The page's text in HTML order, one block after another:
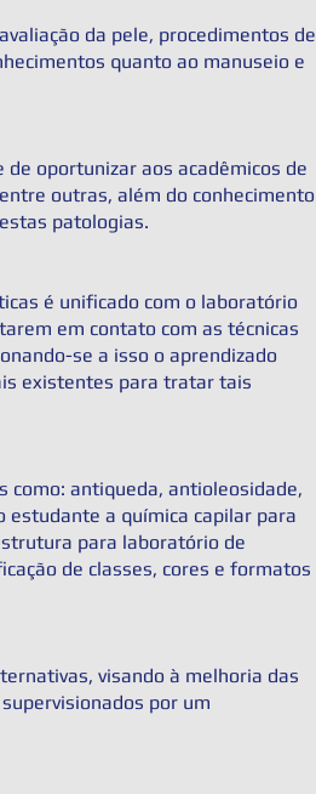
da pele, procedimentos de
quanto ao manuseio e
oportunizar aos acadêmicos de
outras, além do conhecimento
patologias.
é unificado com o laboratório
em contato com as técnicas
se a isso o aprendizado
existentes para tratar tais
como: antiqueda, antioleosidade,
estudante a química capilar para
para laboratório de
de classes, cores e formatos
visando à melhoria das
por um